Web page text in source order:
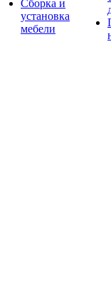
Сборка и
установка
мебели